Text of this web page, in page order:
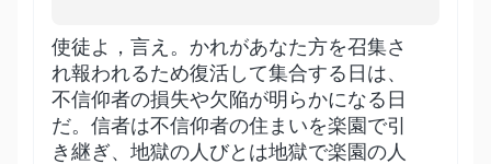
使徒よ，言え。かれがあなた方を召集さ
れ報われるため復活して集合する日は、
不信仰者の損失や欠陥が明らかになる日
だ。信者は不信仰者の住まいを楽園で引
き継ぎ、地獄の人びとは地獄で楽園の人